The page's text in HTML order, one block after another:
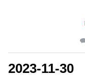
2023-11-30